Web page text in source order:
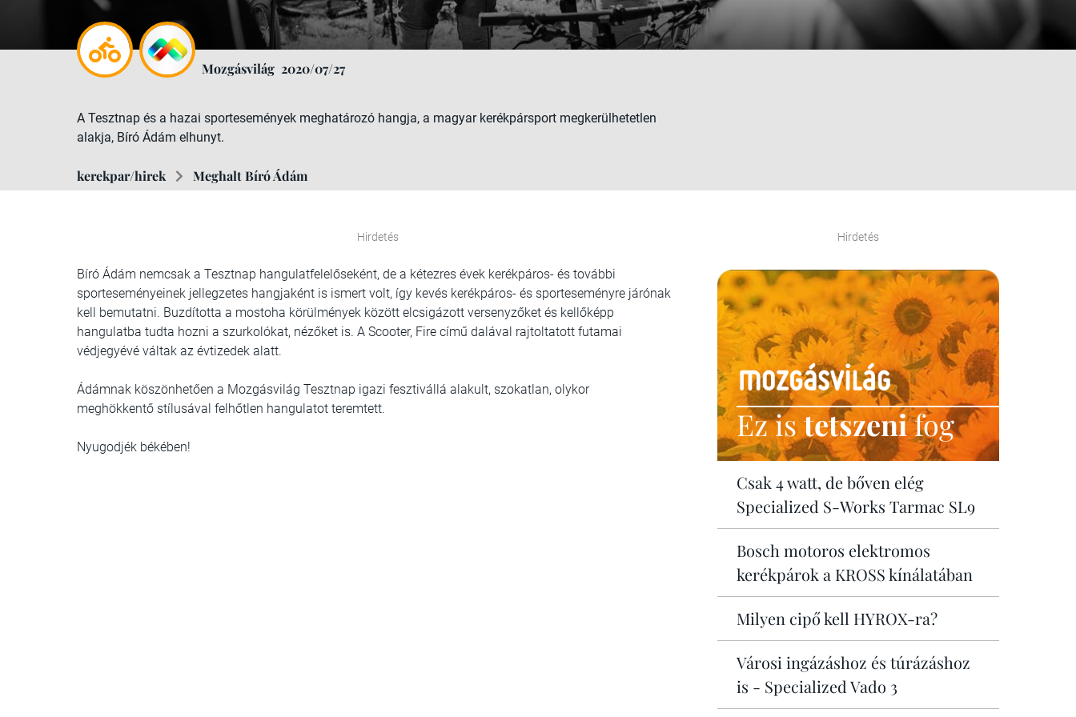
Mozgásvilág 2020/07/27
A Tesztnap és a hazai sportesemények meghatározó hangja, a magyar kerékpársport megkerülhetetlen
alakja, Bíró Ádám elhunyt.
kerekpar/hirek Meghalt Bíró Ádám
Hirdetés
Bíró Ádám nemcsak a Tesztnap hangulatfelelőseként, de a kétezres évek kerékpáros- és további
sporteseményeinek jellegzetes hangjaként is ismert volt, így kevés kerékpáros- és sporteseményre járónak
kell bemutatni. Buzdította a mostoha körülmények között elcsigázott versenyzőket és kellőképp
hangulatba tudta hozni a szurkolókat, nézőket is. A Scooter, Fire című dalával rajtoltatott futamai
védjegyévé váltak az évtizedek alatt.
Ádámnak köszönhetően a Mozgásvilág Tesztnap igazi fesztivállá alakult, szokatlan, olykor
meghökkentő stílusával felhőtlen hangulatot teremtett.
Nyugodjék békében!
Hirdetés
Ez istetszenifog
Csak 4 watt, de bőven elég
Specialized S-Works Tarmac SL9
Bosch motoros elektromos
kerékpárok a KROSS kínálatában
Milyen cipő kell HYROX-ra?
Városi ingázáshoz és túrázáshoz
is - Specialized Vado 3